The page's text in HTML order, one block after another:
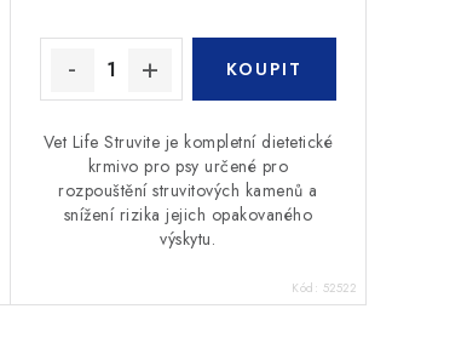
Vet Life Struvite je kompletní dietetické
krmivo pro psy určené pro
rozpouštění struvitových kamenů a
snížení rizika jejich opakovaného
výskytu.
Kód: 52522